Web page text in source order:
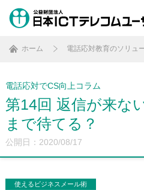
ホーム 電話応対教育のソリュ
電話応対でCS向上コラム
第14回 返信が来な
まで待てる？
公開日：2020/08/17
使えるビジネスメール術